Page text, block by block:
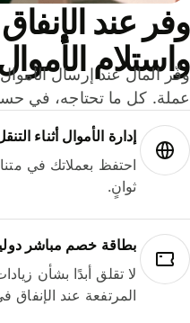
عند الإنفاق
الأموال
كل ما تحتاجه، في حساب
إدارة الأموال أثناء التنقل
احتفظ بعملاتك في
ثوانٍ.
بطاقة خصم مباشر دولية
لا تقلق أبدًا بشأن
المرتفعة عند الإنفاق في